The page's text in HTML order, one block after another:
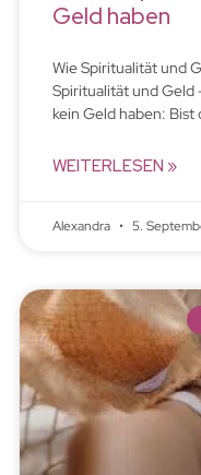
Geld haben
Wie Spiritualität und
Spiritualität und Geld
kein Geld haben: Bist
WEITERLESEN »
Alexandra 5.